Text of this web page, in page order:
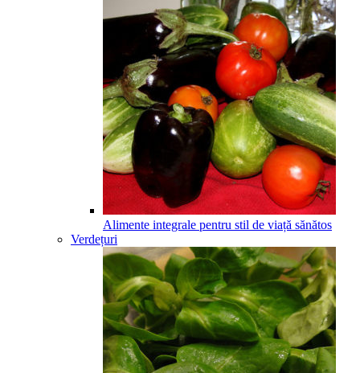
Alimente integrale pentru stil de viață sănătos
Verdețuri